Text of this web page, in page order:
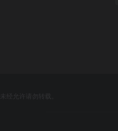
经允许请勿转载。